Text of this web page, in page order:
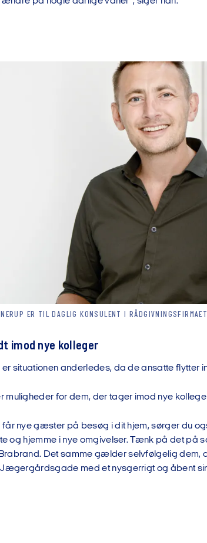
ER TIL DAGLIG KONSULENT I
imod nye kolleger
er situationen anderledes, da de ansatte flytter
muligheder for dem, der tager imod nye
får nye gæster på besøg i dit hjem, sørger du
og hjemme i nye omgivelser. Tænk på det på
Det samme gælder selvfølgelig dem,
Jægergårdsgade med et nysgerrigt og åbent